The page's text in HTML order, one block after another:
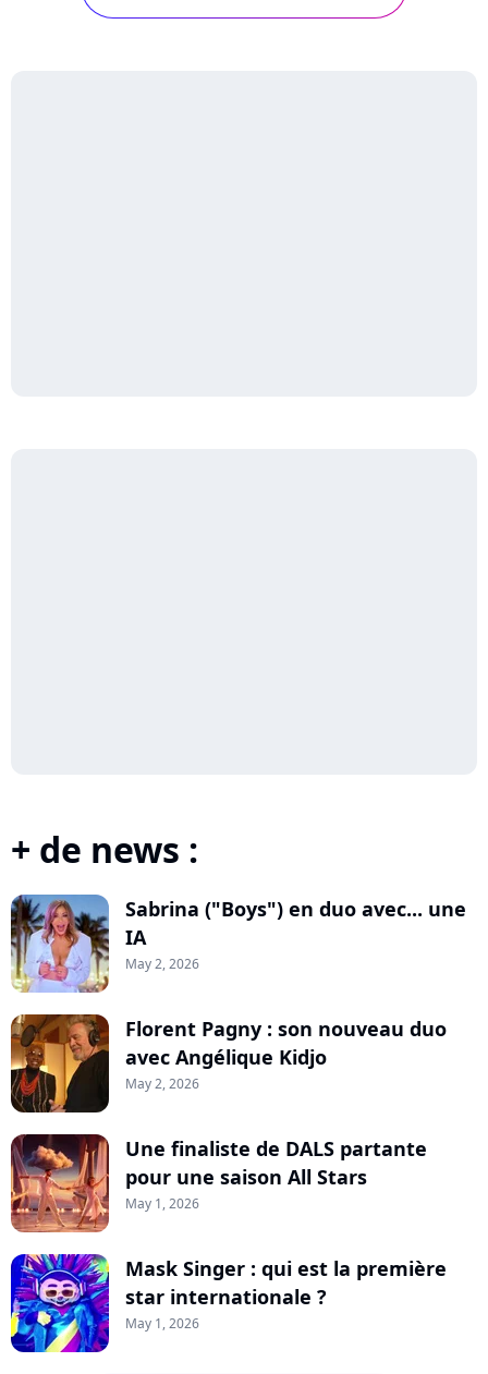
+ de news :
Sabrina ("Boys") en duo avec... une
IA
May 2, 2026
Florent Pagny : son nouveau duo
avec Angélique Kidjo
May 2, 2026
Une finaliste de DALS partante
pour une saison All Stars
May 1, 2026
Mask Singer : qui est la première
star internationale ?
May 1, 2026